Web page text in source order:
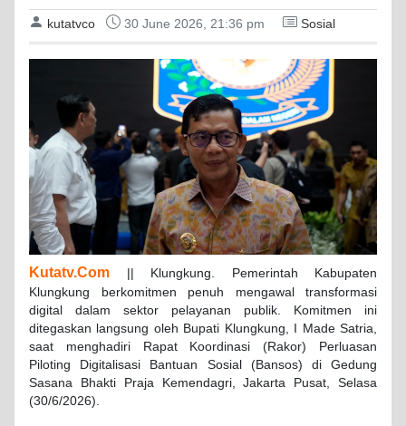
kutatvco 30 June 2026, 21:36 pm Sosial
Kutatv.Com || Klungkung. Pemerintah Kabupaten
Klungkung berkomitmen penuh mengawal transformasi
digital dalam sektor pelayanan publik. Komitmen ini
ditegaskan langsung oleh Bupati Klungkung, I Made Satria,
saat menghadiri Rapat Koordinasi (Rakor) Perluasan
Piloting Digitalisasi Bantuan Sosial (Bansos) di Gedung
Sasana Bhakti Praja Kemendagri, Jakarta Pusat, Selasa
(30/6/2026).